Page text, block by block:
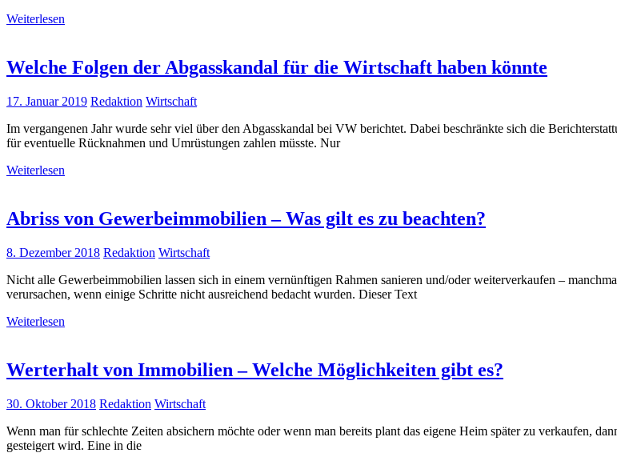
Weiterlesen
Welche Folgen der Abgasskandal für die Wirtschaft haben könnte
17. Januar 2019 Redaktion Wirtschaft
Im vergangenen Jahr wurde sehr viel über den Abgasskandal bei VW berichtet. Dabei beschränkte sich die
für eventuelle Rücknahmen und Umrüstungen zahlen müsste. Nur
Weiterlesen
Abriss von Gewerbeimmobilien – Was gilt es zu beachten?
8. Dezember 2018 Redaktion Wirtschaft
Nicht alle Gewerbeimmobilien lassen sich in einem vernünftigen Rahmen sanieren und/oder weiterverkaufen –
verursachen, wenn einige Schritte nicht ausreichend bedacht wurden. Dieser Text
Weiterlesen
Werterhalt von Immobilien – Welche Möglichkeiten gibt es?
30. Oktober 2018 Redaktion Wirtschaft
Wenn man für schlechte Zeiten absichern möchte oder wenn man bereits plant das eigene Heim später zu verkaufen,
gesteigert wird. Eine in die